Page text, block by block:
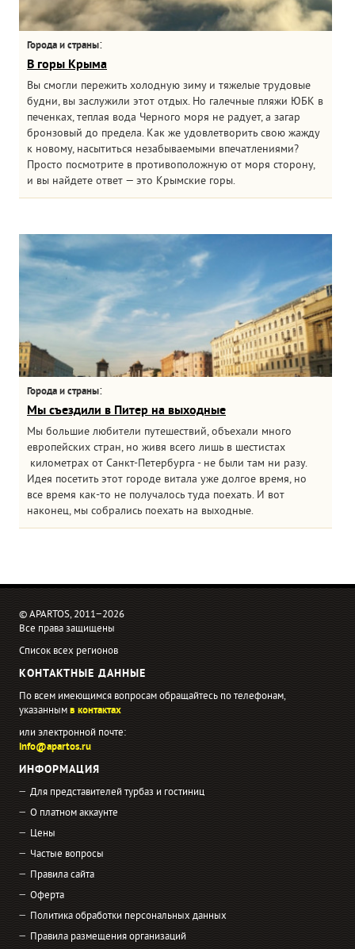
Города и страны:
В горы Крыма
Вы смогли пережить холодную зиму и тяжелые трудовые
будни, вы заслужили этот отдых. Но галечные пляжи ЮБК в
печенках, теплая вода Черного моря не радует, а загар
бронзовый до предела. Как же удовлетворить свою жажду
к новому, насытиться незабываемыми впечатлениями?
Просто посмотрите в противоположную от моря сторону,
и вы найдете ответ — это Крымские горы.
Города и страны:
Мы съездили в Питер на выходные
Мы большие любители путешествий, объехали много
европейских стран, но живя всего лишь в шестистах
километрах от Санкт-Петербурга - не были там ни разу.
Идея посетить этот городе витала уже долгое время, но
все время как-то не получалось туда поехать. И вот
наконец, мы собрались поехать на выходные.
© APARTOS, 2011−2026
Все права защищены
Список всех регионов
КОНТАКТНЫЕ ДАННЫЕ
По всем имеющимся вопросам обращайтесь по телефонам,
указаннымв контактах
или электронной почте:
info@apartos.ru
ИНФОРМАЦИЯ
Для представителей турбаз и гостиниц
О платном аккаунте
Цены
Частые вопросы
Правила сайта
Оферта
Политика обработки персональных данных
Правила размещения организаций